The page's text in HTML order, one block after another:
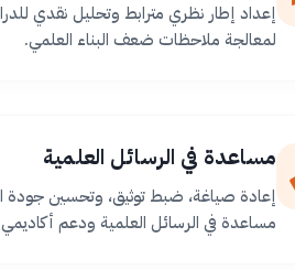
إعداد إطار نظري مترابط وتحليل نقدي
لمعالجة ملاحظات ضعف البناء العلمي.
مساعدة في الرسائل العلمية
إعادة صياغة، ضبط توثيق، وتحسين جودة
مساعدة في الرسائل العلمية ودعم